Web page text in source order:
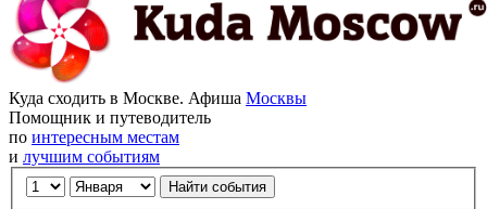
Куда сходить в Москве. Афиша Москвы
Помощник и путеводитель
по интересным местам
и лучшим событиям